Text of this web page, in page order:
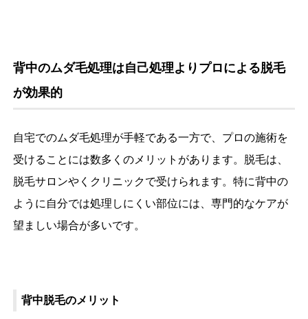
背中のムダ毛処理は自己処理よりプロによる脱毛
が効果的
自宅でのムダ毛処理が手軽である一方で、プロの施術を
受けることには数多くのメリットがあります。脱毛は、
脱毛サロンやくクリニックで受けられます。特に背中の
ように自分では処理しにくい部位には、専門的なケアが
望ましい場合が多いです。
背中脱毛のメリット